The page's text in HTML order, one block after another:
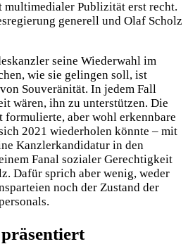
multimedialer Publizität erst recht.
generell und Olaf Scholz
seine Wiederwahl im
wie sie gelingen soll, ist
Souveränität. In jedem Fall
wären, ihn zu unterstützen. Die
formulierte, aber wohl erkennbare
2021 wiederholen könnte – mit
Kanzlerkandidatur in den
Fanal sozialer Gerechtigkeit
Dafür sprich aber wenig, weder
noch der Zustand der